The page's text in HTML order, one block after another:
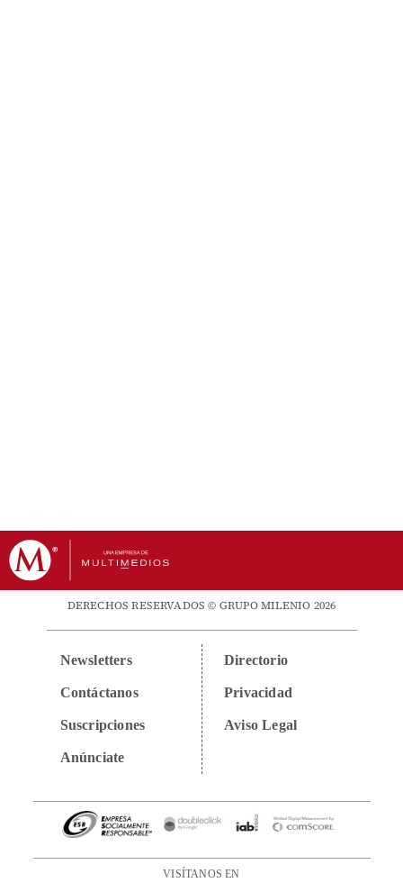
DERECHOS RESERVADOS © GRUPO MILENIO 2026
Newsletters
Contáctanos
Suscripciones
Anúnciate
Directorio
Privacidad
Aviso Legal
VISÍTANOS EN